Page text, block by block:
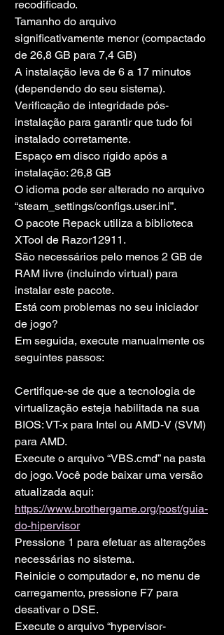
recodificado.
Tamanho do arquivo
significativamente menor (compactado
de 26,8 GB para 7,4 GB)
A instalação leva de 6 a 17 minutos
(dependendo do seu sistema).
Verificação de integridade pós-
instalação para garantir que tudo foi
instalado corretamente.
Espaço em disco rígido após a
instalação: 26,8 GB
O idioma pode ser alterado no arquivo
“steam_settings/configs.user.ini”.
O pacote Repack utiliza a biblioteca
XTool de Razor12911.
São necessários pelo menos 2 GB de
RAM livre (incluindo virtual) para
instalar este pacote.
Está com problemas no seu iniciador
de jogo?
Em seguida, execute manualmente os
seguintes passos:
Certifique-se de que a tecnologia de
virtualização esteja habilitada na sua
BIOS: VT-x para Intel ou AMD-V (SVM)
para AMD.
Execute o arquivo “VBS.cmd” na pasta
do jogo. Você pode baixar uma versão
atualizada aqui:
https://www.brothergame.org/post/guia-
do-hipervisor
Pressione 1 para efetuar as alterações
necessárias no sistema.
Reinicie o computador e, no menu de
carregamento, pressione F7 para
desativar o DSE.
Execute o arquivo “hypervisor-